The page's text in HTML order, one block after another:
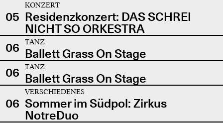
05
KONZERT
Residenzkonzert: DAS SCHREI
NICHT SO ORKESTRA
06
TANZ
Ballett Grass On Stage
06
TANZ
Ballett Grass On Stage
06
VERSCHIEDENES
Sommer im Südpol: Zirkus
NotreDuo